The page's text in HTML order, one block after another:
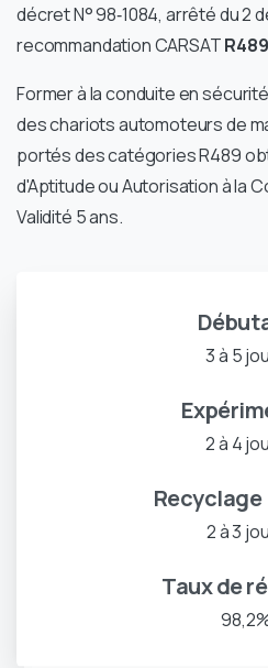
décret N° 98‑1084, arrêté du 2
recommandation CARSATR489
Former à la conduite en
des chariots automoteurs de
portés des catégories R489
d'Aptitude ou Autorisation à la
Validité 5 ans.
3 à 5
2 à 4
Recyclage
2 à 3
Taux de